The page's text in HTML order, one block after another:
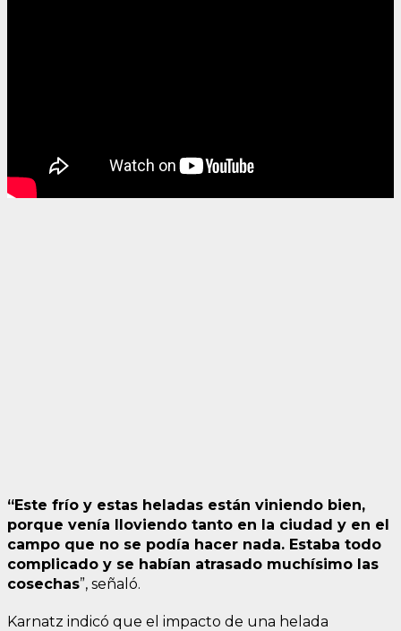
“Este frío y estas heladas están viniendo bien,
porque venía lloviendo tanto en la ciudad y en el
campo que no se podía hacer nada. Estaba todo
complicado y se habían atrasado muchísimo las
cosechas”, señaló.
Karnatz indicó que el impacto de una helada